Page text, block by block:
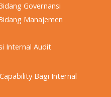
Governansi
Manajemen
Internal Audit
Bagi Internal